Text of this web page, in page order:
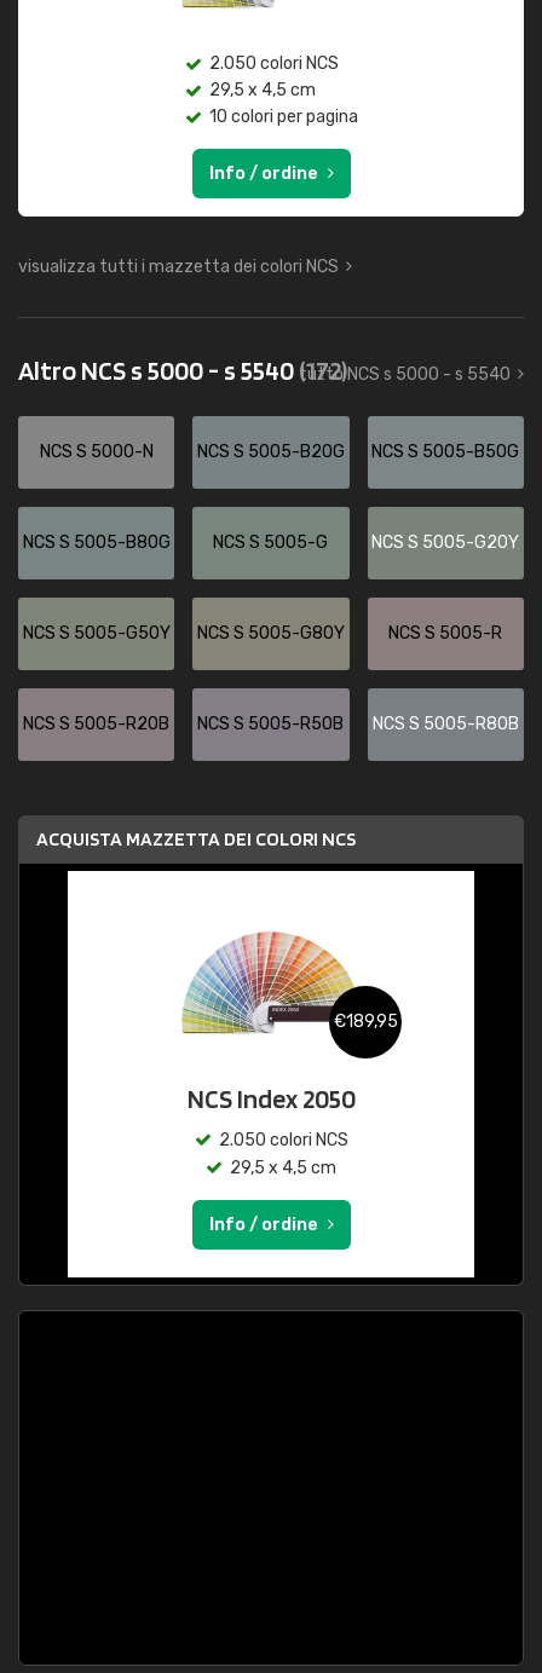
2.050 colori NCS
29,5 x 4,5 cm
10 colori per pagina
Info / ordine
visualizza tutti i mazzetta dei colori NCS
Altro NCS s 5000 - s 5540(172)
tutto NCS s 5000 - s 5540
NCS S 5000-N NCS S 5005-B20G NCS S 5005-B50G
NCS S 5005-B80G NCS S 5005-G NCS S 5005-G20Y
NCS S 5005-G50Y NCS S 5005-G80Y NCS S 5005-R
NCS S 5005-R20B NCS S 5005-R50B NCS S 5005-R80B
ACQUISTA MAZZETTA DEI COLORI NCS
€189,95
NCS Index 2050
2.050 colori NCS
29,5 x 4,5 cm
Info / ordine